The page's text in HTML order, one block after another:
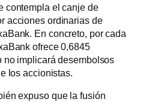
contempla el canje de
acciones ordinarias de
En concreto, por cada
ofrece 0,6845
no implicará desembolsos
los accionistas.
expuso que la fusión